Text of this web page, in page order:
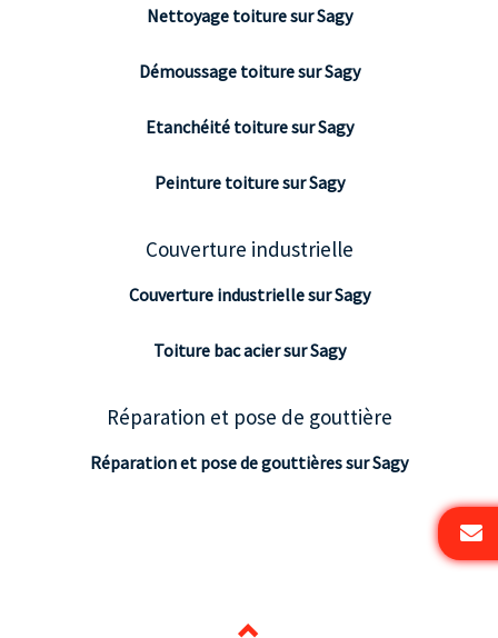
Nettoyage toiture sur Sagy
Démoussage toiture sur Sagy
Etanchéité toiture sur Sagy
Peinture toiture sur Sagy
Couverture industrielle
Couverture industrielle sur Sagy
Toiture bac acier sur Sagy
Réparation et pose de gouttière
Réparation et pose de gouttières sur Sagy